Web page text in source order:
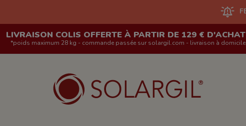
LIVRAISON COLIS OFFERTE À PARTIR DE 129 €
*poids maximum 28 kg - commande passée sur solargil.com - livraison à domicile